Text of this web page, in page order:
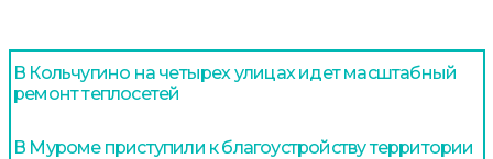
В Кольчугино на четырех улицах идет масштабный
ремонт теплосетей
В Муроме приступили к благоустройству территории